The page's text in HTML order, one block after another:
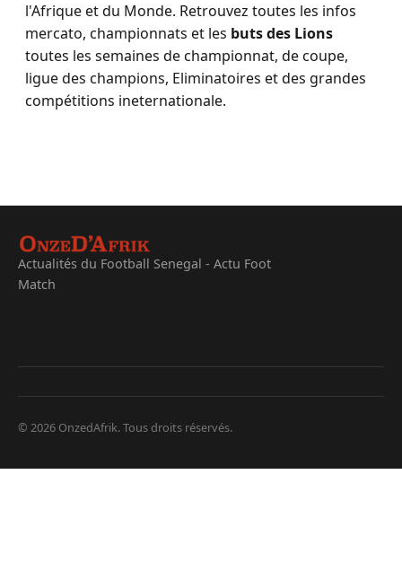
l'Afrique et du Monde. Retrouvez toutes les infos
mercato, championnats et les buts des Lions
toutes les semaines de championnat, de coupe,
ligue des champions, Eliminatoires et des grandes
compétitions ineternationale.
Actualités du Football Senegal - Actu Foot
Match
© 2026 OnzedAfrik. Tous droits réservés.